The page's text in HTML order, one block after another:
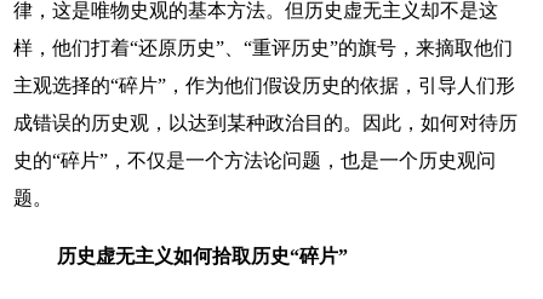
律，这是唯物史观的基本方法。但历史虚无主义却不是这
样，他们打着“还原历史”、“重评历史”的旗号，来摘取他们
主观选择的“碎片”，作为他们假设历史的依据，引导人们形
成错误的历史观，以达到某种政治目的。因此，如何对待历
史的“碎片”，不仅是一个方法论问题，也是一个历史观问
题。
历史虚无主义如何拾取历史“碎片”